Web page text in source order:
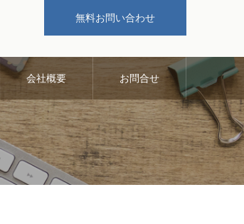
無料お問い合わせ
会社概要 お問合せ